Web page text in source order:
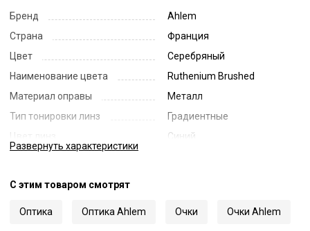
Бренд
Ahlem
Страна
Франция
Цвет
Серебряный
Наименование цвета
Ruthenium Brushed
Материал оправы
Металл
Тип тонировки линз
Градиентные
Синий
Длина заушника
150
Развернуть характеристики
С этим товаром смотрят
Оптика Оптика Ahlem Очки Очки Ahlem